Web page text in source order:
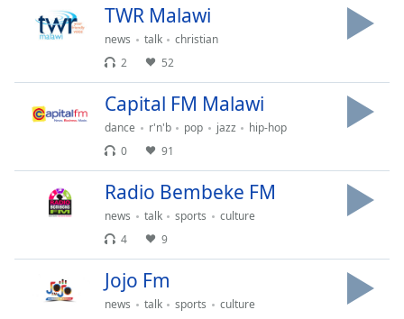
subtitles
settings
dialog
selected
Fullscreen
TWR Malawi
news talk
christian
2
52
Capital FM Malawi
dance r'n'b pop jazz
hip-hop
0
91
Radio Bembeke FM
news talk sports
culture
4
9
Jojo Fm
news talk sports
culture